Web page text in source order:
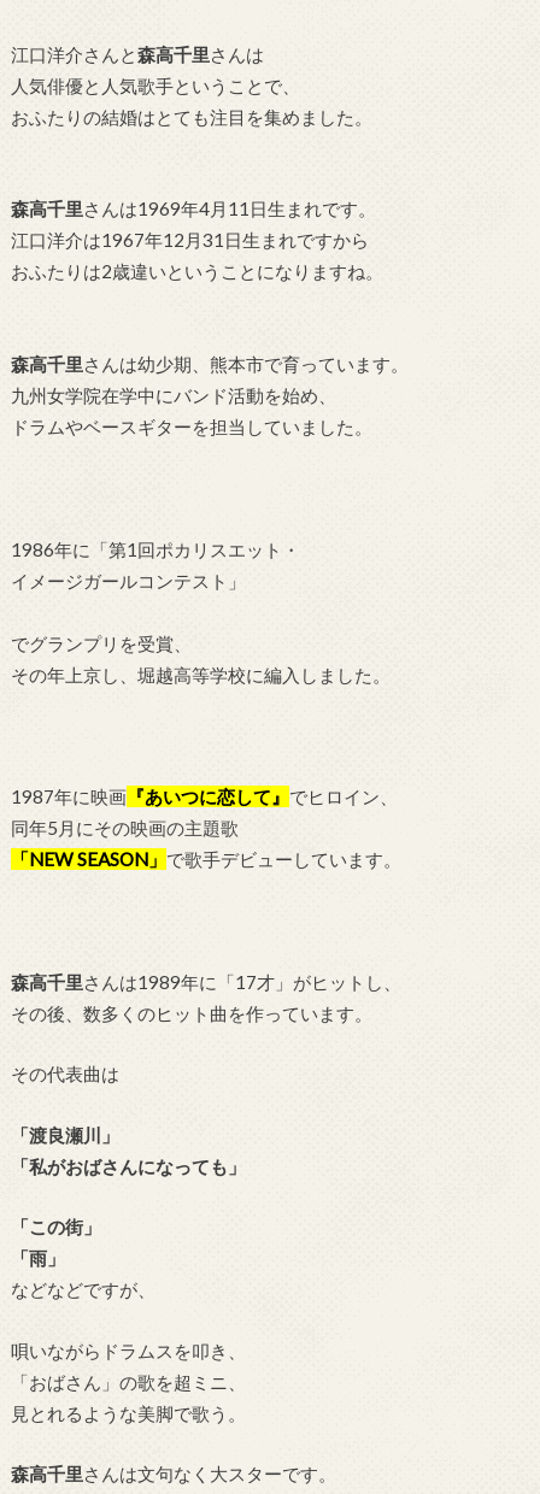
江口洋介さんと森高千里さんは
人気俳優と人気歌手ということで、
おふたりの結婚はとても注目を集めました。
森高千里さんは1969年4月11日生まれです。
江口洋介は1967年12月31日生まれですから
おふたりは2歳違いということになりますね。
森高千里さんは幼少期、熊本市で育っています。
九州女学院在学中にバンド活動を始め、
ドラムやベースギターを担当していました。
1986年に「第1回ポカリスエット・
イメージガールコンテスト」
でグランプリを受賞、
その年上京し、堀越高等学校に編入しました。
1987年に映画『あいつに恋して』 でヒロイン、
同年5月にその映画の主題歌
「NEW SEASON」 で歌手デビューしています。
森高千里さんは1989年に「17才」がヒットし、
その後、数多くのヒット曲を作っています。
その代表曲は
「渡良瀬川」
「私がおばさんになっても」
「この街」
「雨」
などなどですが、
唄いながらドラムスを叩き、
「おばさん」の歌を超ミニ、
見とれるような美脚で歌う。
森高千里さんは文句なく大スターです。